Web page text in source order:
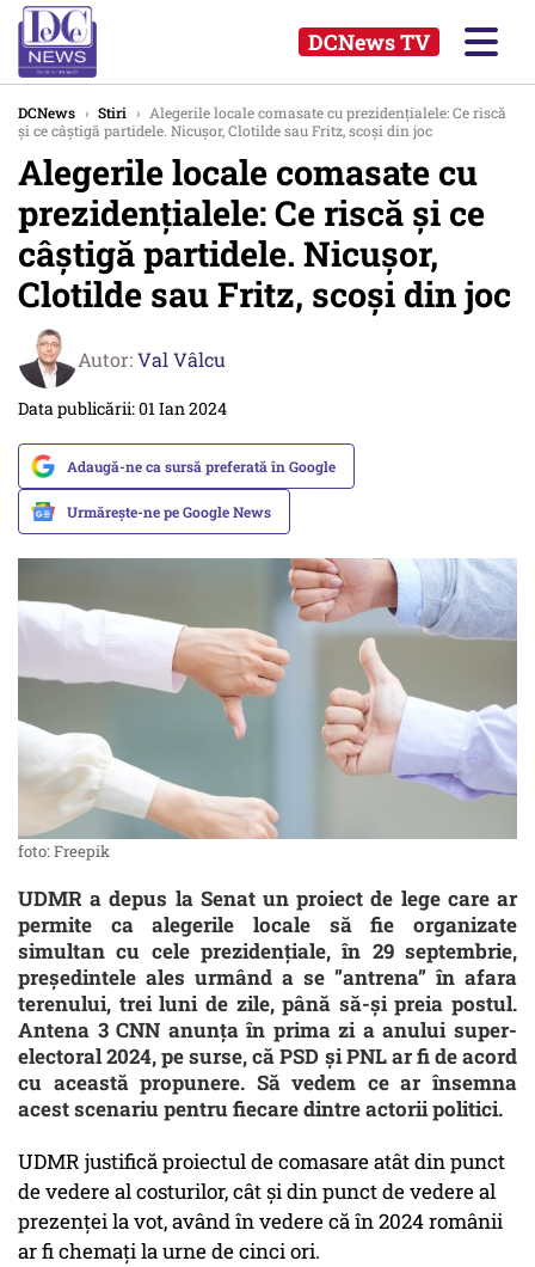
DCNews TV
DCNews › Stiri › Alegerile locale comasate cu prezidențialele: Ce riscă
și ce câștigă partidele. Nicușor, Clotilde sau Fritz, scoși din joc
Alegerile locale comasate cu
prezidențialele: Ce riscă și ce
câștigă partidele. Nicușor,
Clotilde sau Fritz, scoși din joc
Autor:Val Vâlcu
Data publicării: 01 Ian 2024
Adaugă-ne ca sursă preferată în Google
Urmărește-ne pe Google News
foto: Freepik
UDMR a depus la Senat un proiect de lege care ar
permite ca alegerile locale să fie organizate
simultan cu cele prezidențiale, în 29 septembrie,
președintele ales urmând a se ”antrena” în afara
terenului, trei luni de zile, până să-și preia postul.
Antena 3 CNN anunța în prima zi a anului super-
electoral 2024, pe surse, că PSD și PNL ar fi de acord
cu această propunere. Să vedem ce ar însemna
acest scenariu pentru fiecare dintre actorii politici.
UDMR justifică proiectul de comasare atât din punct
de vedere al costurilor, cât și din punct de vedere al
prezenței la vot, având în vedere că în 2024 românii
ar fi chemați la urne de cinci ori.